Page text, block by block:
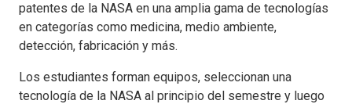
patentes de la NASA en una amplia gama de tecnologías
en categorías como medicina, medio ambiente,
detección, fabricación y más.
Los estudiantes forman equipos, seleccionan una
tecnología de la NASA al principio del semestre y luego